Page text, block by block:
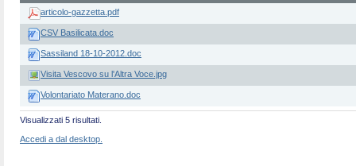
articolo-gazzetta.pdf
CSV Basilicata.doc
Sassiland 18-10-2012.doc
Visita Vescovo su l'Altra Voce.jpg
Volontariato Materano.doc
Visualizzati 5 risultati.
Accedi a dal desktop.